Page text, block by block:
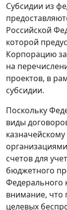
Субсидии из
Российской
которой
Корпорацию
на
проектов, в
субсидии.
Поскольку
виды
счетов для
бюджетного
Федерального
внимание, что
целевых